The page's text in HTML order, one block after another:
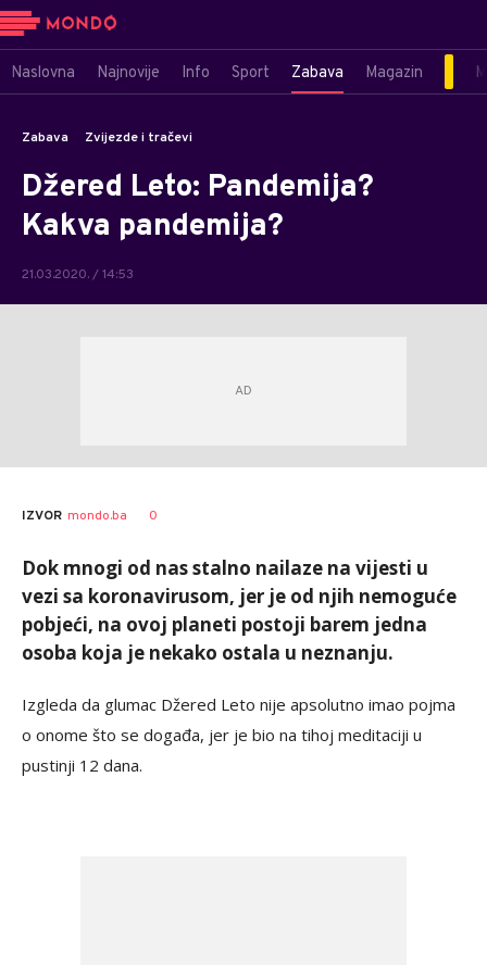
Naslovna Najnovije Info Sport Zabava Magazin
Zabava Zvijezde i tračevi
Džered Leto: Pandemija?
Kakva pandemija?
21.03.2020. / 14:53
IZVOR mondo.ba 0
Dok mnogi od nas stalno nailaze na vijesti u
vezi sa koronavirusom, jer je od njih nemoguće
pobjeći, na ovoj planeti postoji barem jedna
osoba koja je nekako ostala u neznanju.
Izgleda da glumac Džered Leto nije apsolutno imao pojma
o onome što se događa, jer je bio na tihoj meditaciji u
pustinji 12 dana.